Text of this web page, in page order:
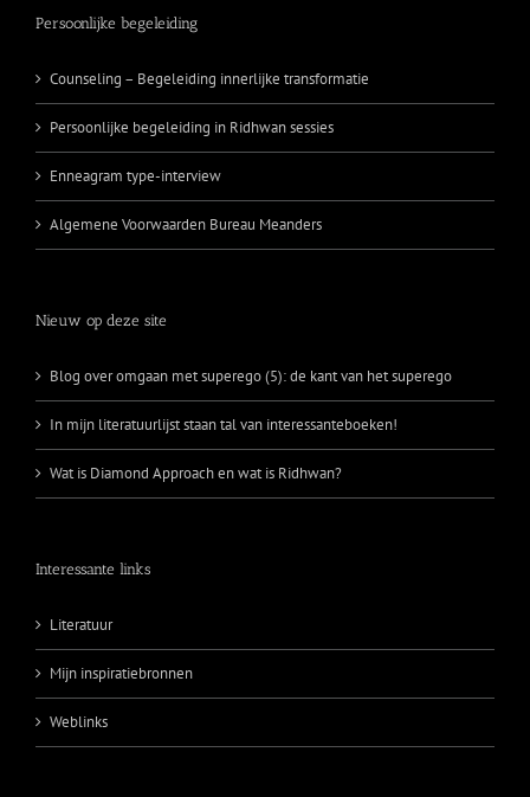
Persoonlijke begeleiding
Counseling – Begeleiding innerlijke transformatie
Persoonlijke begeleiding in Ridhwan sessies
Enneagram type-interview
Algemene Voorwaarden Bureau Meanders
Nieuw op deze site
Blog over omgaan met superego (5): de kant van het superego
In mijn literatuurlijst staan tal van interessanteboeken!
Wat is Diamond Approach en wat is Ridhwan?
Interessante links
Literatuur
Mijn inspiratiebronnen
Weblinks